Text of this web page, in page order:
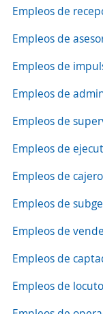
Empleos de
Empleos de
Empleos de
Empleos de
Empleos de
Empleos de
Empleos de
Empleos de
Empleos de
Empleos de
Empleos de